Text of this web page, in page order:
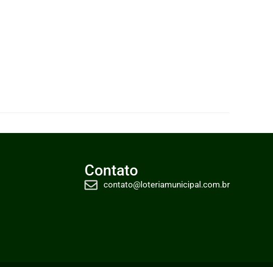
Contato
contato@loteriamunicipal.com.br